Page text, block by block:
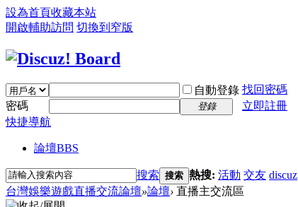
設為首頁收藏本站
開啟輔助訪問 切換到窄版
自動登錄 找回密碼
密碼
登錄
立即註冊
快捷導航
論壇BBS
搜索 搜索 熱搜: 活動 交友 discuz
台灣娛樂遊戲直播交流論壇»論壇› 直播主交流區